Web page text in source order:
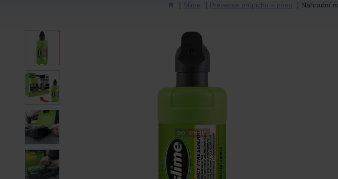
Slime Prevence průpichu – pneu Náhradní